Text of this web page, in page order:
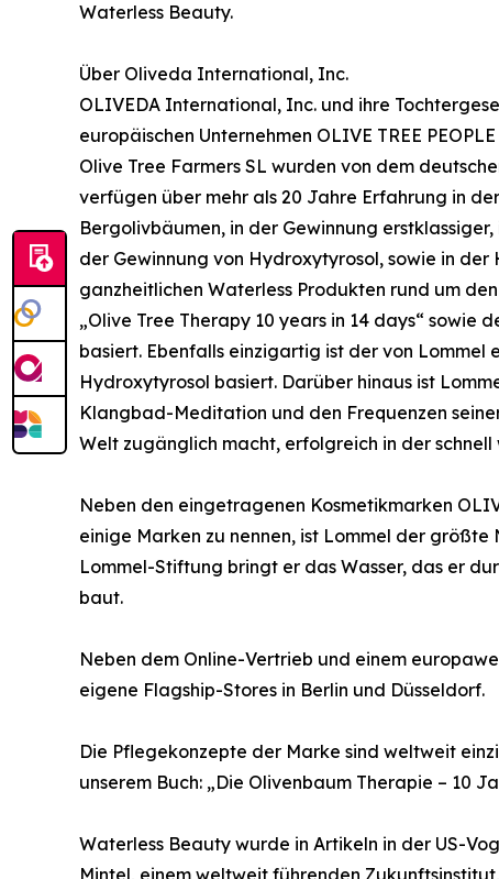
Waterless Beauty.
Über Oliveda International, Inc.
OLIVEDA International, Inc. und ihre
europäischen Unternehmen OLIVE TREE
Olive Tree Farmers SL wurden von dem
verfügen über mehr als 20 Jahre Erfahrung in
Bergolivbäumen, in der Gewinnung
der Gewinnung von Hydroxytyrosol, sowie in
ganzheitlichen Waterless Produkten rund um
„Olive Tree Therapy 10 years in 14 days“
basiert. Ebenfalls einzigartig ist der von
Hydroxytyrosol basiert. Darüber hinaus ist
Klangbad-Meditation und den Frequenzen
Welt zugänglich macht, erfolgreich in der
Neben den eingetragenen Kosmetikmarken
einige Marken zu nennen, ist Lommel der
Lommel-Stiftung bringt er das Wasser, das er
baut.
Neben dem Online-Vertrieb und einem
eigene Flagship-Stores in Berlin und Düsseldorf.
Die Pflegekonzepte der Marke sind weltweit
unserem Buch: „Die Olivenbaum Therapie – 10
Waterless Beauty wurde in Artikeln in der US-